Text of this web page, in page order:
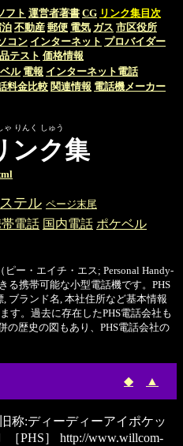
フト 運営者著書 CG リンク集目次
不動産 郵便 電気 ガス 市区役所
コン インターネット プロバイダー
テスト 価格情報
ル 電報 インターネット電話
料金比較 関連情報 電話機メーカー
ゃ りんく しゅう
ンク集
テル ページ末尾
電話 国内電話 ポケベル
ー・エイチ・エス; Personal Handy-
る携帯可能な小型電話機です。PHS
ブランド名, 本社住所など基本情報
す。過去に存在したPHS電話会社も
の歴史の図もあり、PHS電話会社の
◆ ▲
称:ディーディーアイポケッ
PHS］
http://www.willcom-